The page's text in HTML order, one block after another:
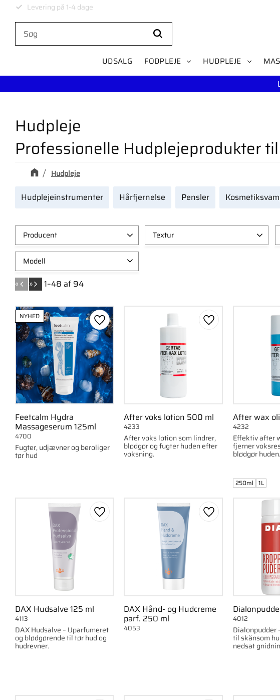
Levering på 1-4 dage
UDSALG FODPLEJE HUDPLEJE
Hudpleje
Hudpleje
Professionelle Hudplejeprodukter
Hudplejeinstrumenter Hårfjernelse Pensler
Producent
Ballet 2
CCS 1
Feetcalm
1
Vis flere
Textur
Modell
Vanter 1
Sok
1–48 af 94
« »
Feetcalm Hydra
Massageserum 125ml
Fugter, udjævner og beroliger
tør hud
4700
NYHED
Gem som favorit
After voks lotion 500 ml
After voks lotion som lindrer,
blødgør og fugter huden efter
voksning.
4233
Gem som favorit
After wax
Effektiv after
fjerner
blødgør huden.
4232
250ml 1L
DAX Hudsalve 125 ml
DAX Hudsalve – Uparfumeret
og blødgørende til tør hud og
hudrevner.
4113
Gem som favorit
DAX Hånd- og Hudcreme
parf. 250 ml
4053
Gem som favorit
Dialonpudder
til skånsom
nedsat
4012